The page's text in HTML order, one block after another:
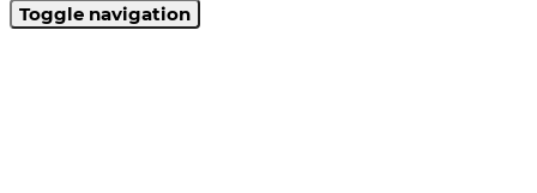
Toggle navigation